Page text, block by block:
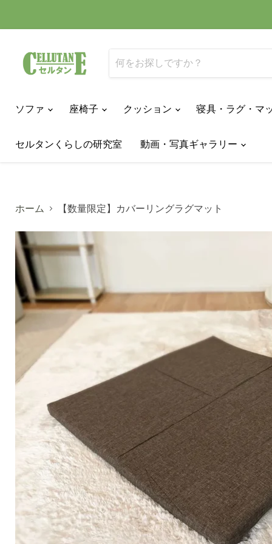
ソファ 座椅子 クッション 寝具・ラグ・マ
セルタンくらしの研究室 動画・写真ギャラリー
ホーム 【数量限定】カバーリングラグマット